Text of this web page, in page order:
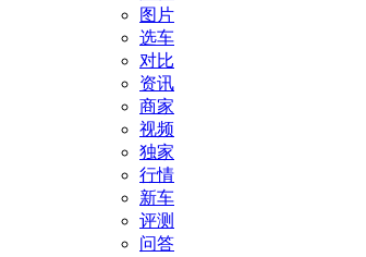
图片
选车
对比
资讯
商家
视频
独家
行情
新车
评测
问答